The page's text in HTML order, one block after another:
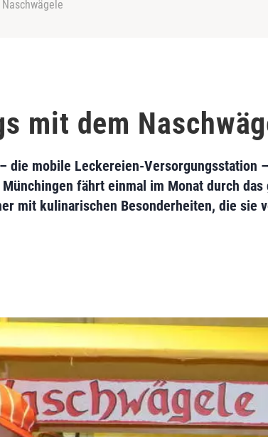
mit dem
die mobile Leckereien-Versorgungsstation
fährt einmal im Monat durch
mit kulinarischen Besonderheiten, die sie